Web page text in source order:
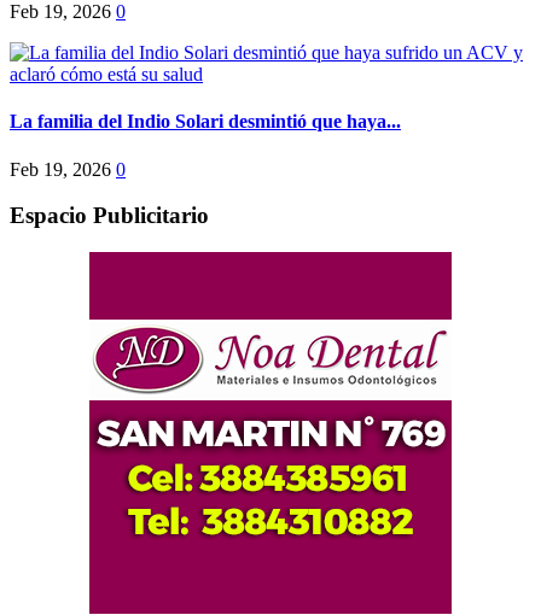
Feb 19, 2026 0
La familia del Indio Solari desmintió que haya...
Feb 19, 2026 0
Espacio Publicitario